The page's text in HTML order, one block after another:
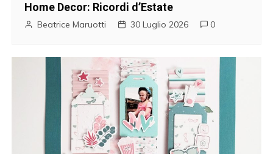
Home Decor: Ricordi d’Estate
Beatrice Maruotti 30 Luglio 2026 0